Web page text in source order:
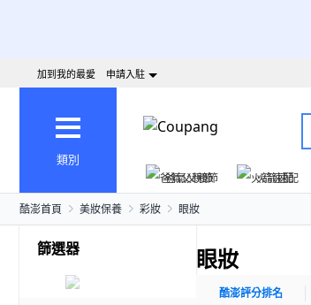
加到我的最愛 申請入駐
類別
爸氣父親節
火箭速配
酷澎首頁 美妝保養 彩妝 眼妝
篩選器 眼妝
酷澎評分排名